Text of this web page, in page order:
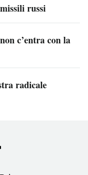
russi
c’entra con la
radicale